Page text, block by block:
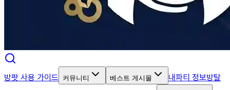
방팟 사용 가이드 커뮤니티 베스트 게시물 내파티 정보방탈